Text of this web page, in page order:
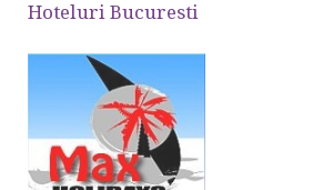
Hoteluri Bucuresti